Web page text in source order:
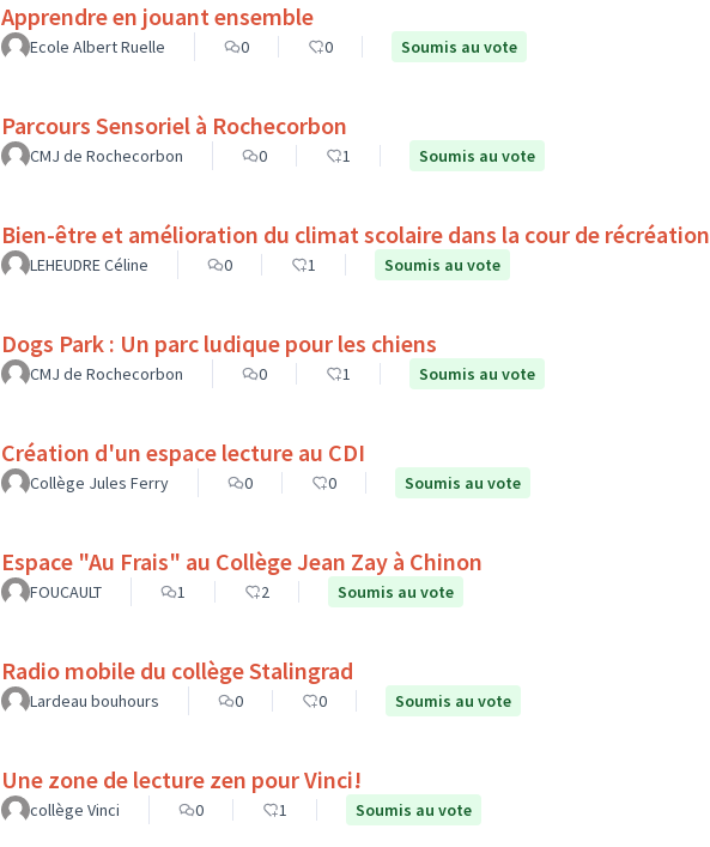
Apprendre en jouant ensemble
Ecole Albert Ruelle 0 0 Soumis au vote
Parcours Sensoriel à Rochecorbon
CMJ de Rochecorbon 0 1 Soumis au vote
Bien-être et amélioration du climat scolaire dans la cour de récréation
LEHEUDRE Céline 0 1 Soumis au vote
Dogs Park : Un parc ludique pour les chiens
CMJ de Rochecorbon 0 1 Soumis au vote
Création d'un espace lecture au CDI
Collège Jules Ferry 0 0 Soumis au vote
Espace "Au Frais" au Collège Jean Zay à Chinon
FOUCAULT 1 2 Soumis au vote
Radio mobile du collège Stalingrad
Lardeau bouhours 0 0 Soumis au vote
Une zone de lecture zen pour Vinci!
collège Vinci 0 1 Soumis au vote